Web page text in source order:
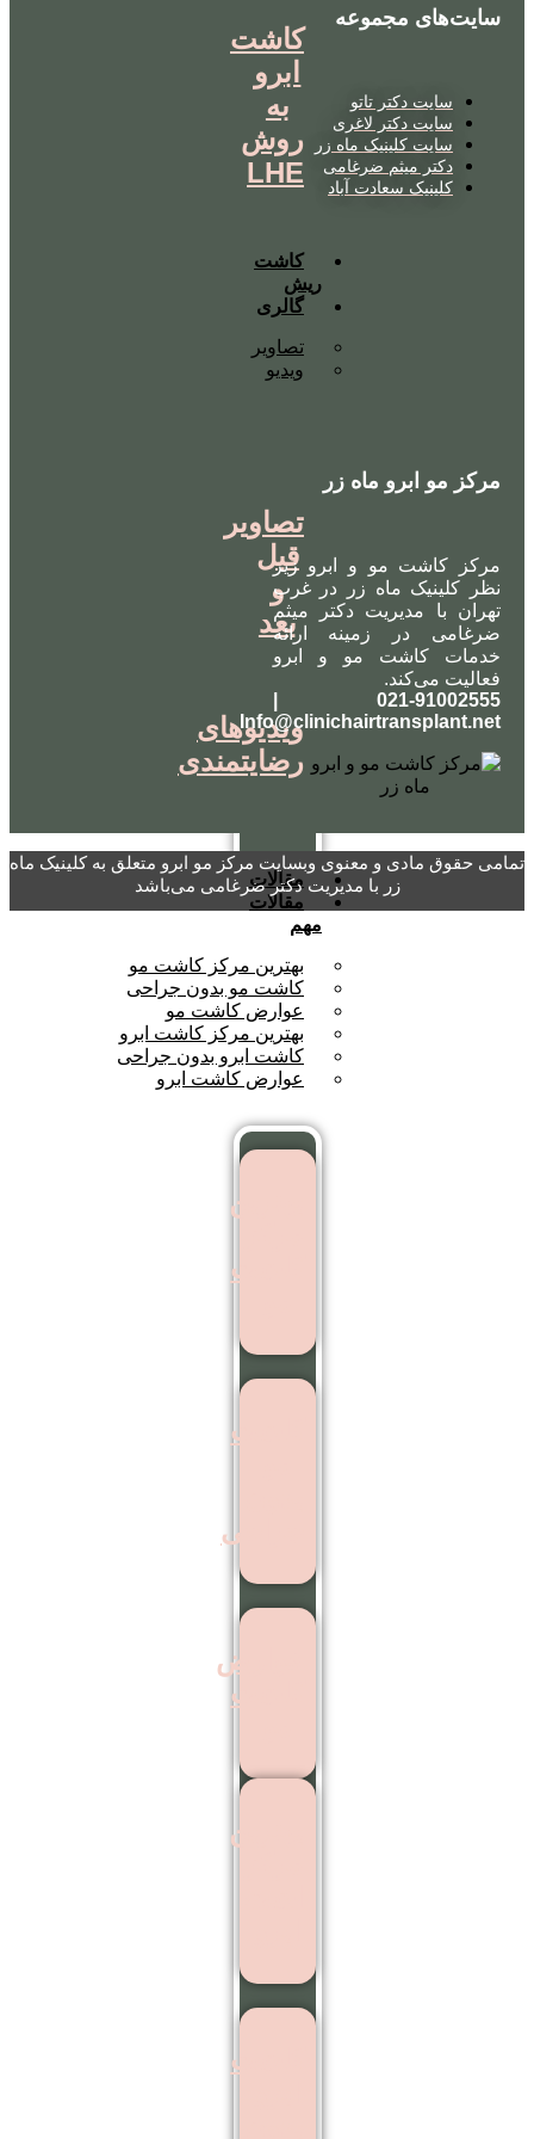
کاشت
ابرو
به
روش
LHE
کاشت
ریش
گالری
تصاویر
ویدیو
تصاویر
قبل
و
بعد
ویدیوهای
رضایتمندی
مقالات
مقالات
مهم
بهترین مرکز کاشت مو
کاشت مو بدون جراحی
عوارض کاشت مو
بهترین مرکز کاشت ابرو
کاشت ابرو بدون جراحی
عوارض کاشت ابرو
بهترین
کاشت
کاشت
جراحی
عوارض
کاشت
بهترین
کاشت
سایت‌های مجموعه
سایت دکتر تاتو
سایت دکتر لاغری
سایت کلینیک ماه زر
دکتر میثم ضرغامی
کلینیک سعادت آباد
مرکز مو ابرو ماه زر
مرکز کاشت مو و ابرو زیر
نظر کلینیک ماه زر در غرب
تهران با مدیریت دکتر میثم
ضرغامی در زمینه ارائه
خدمات کاشت مو و ابرو
فعالیت می‌کند.
Info@clinichairtransplant.net
تمامی حقوق مادی و معنوی وبسایت مرکز مو ابرو متعلق به کلینیک ماه
زر با مدیریت دکتر ضرغامی می‌باشد